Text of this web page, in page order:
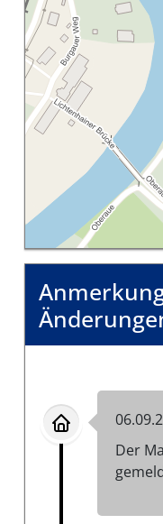
Der